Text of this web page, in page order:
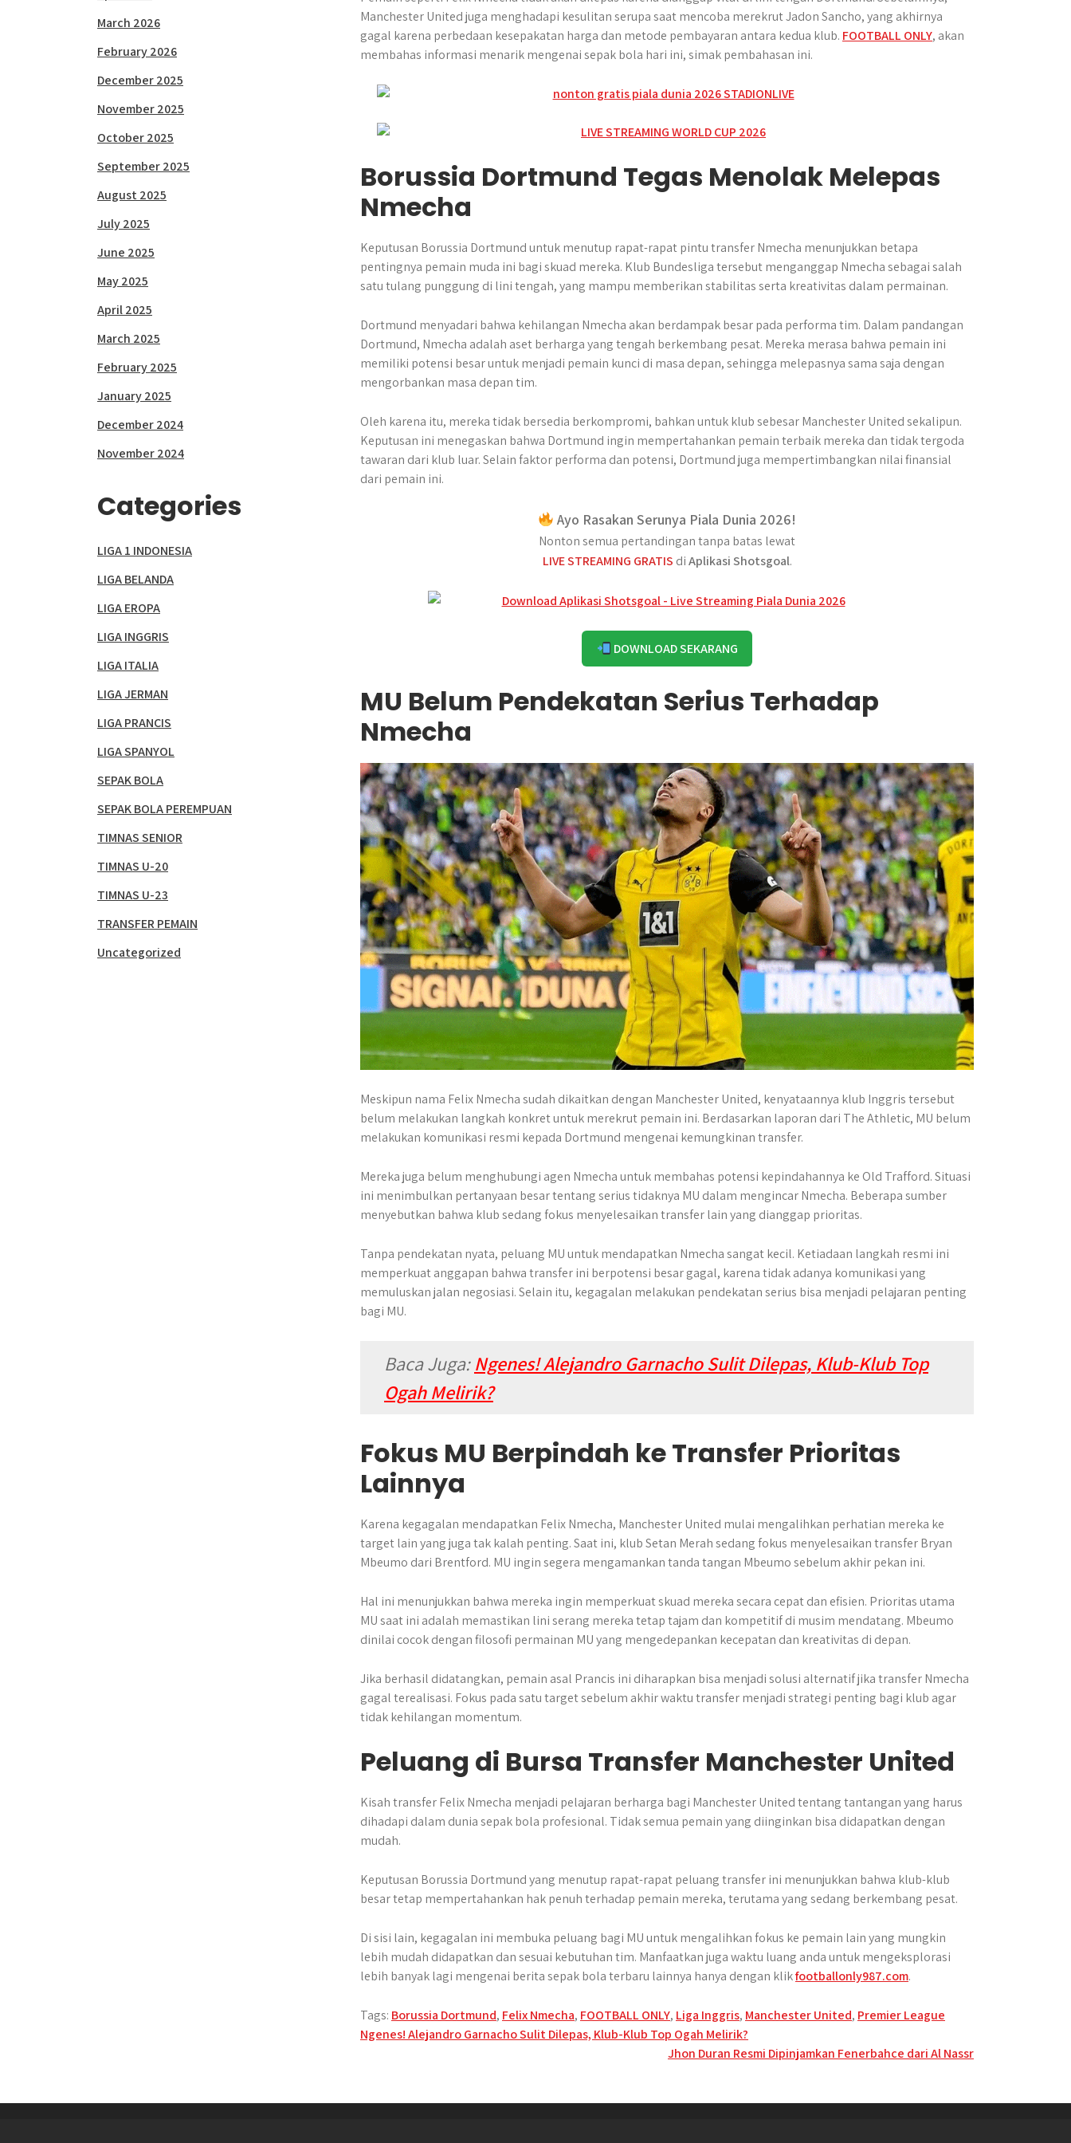
Manchester United juga menghadapi kesulitan serupa saat mencoba merekrut Jadon Sancho, yang akhirnya
gagal karena perbedaan kesepakatan harga dan metode pembayaran antara kedua klub. FOOTBALL ONLY, akan
membahas informasi menarik mengenai sepak bola hari ini, simak pembahasan ini.
Borussia Dortmund Tegas Menolak Melepas
Nmecha
Keputusan Borussia Dortmund untuk menutup rapat-rapat pintu transfer Nmecha menunjukkan betapa
pentingnya pemain muda ini bagi skuad mereka. Klub Bundesliga tersebut menganggap Nmecha sebagai salah
satu tulang punggung di lini tengah, yang mampu memberikan stabilitas serta kreativitas dalam permainan.
Dortmund menyadari bahwa kehilangan Nmecha akan berdampak besar pada performa tim. Dalam pandangan
Dortmund, Nmecha adalah aset berharga yang tengah berkembang pesat. Mereka merasa bahwa pemain ini
memiliki potensi besar untuk menjadi pemain kunci di masa depan, sehingga melepasnya sama saja dengan
mengorbankan masa depan tim.
Oleh karena itu, mereka tidak bersedia berkompromi, bahkan untuk klub sebesar Manchester United sekalipun.
Keputusan ini menegaskan bahwa Dortmund ingin mempertahankan pemain terbaik mereka dan tidak tergoda
tawaran dari klub luar. Selain faktor performa dan potensi, Dortmund juga mempertimbangkan nilai finansial
dari pemain ini.
Ayo Rasakan Serunya Piala Dunia 2026!
Nonton semua pertandingan tanpa batas lewat
LIVE STREAMING GRATIS diAplikasi Shotsgoal.
DOWNLOAD SEKARANG
MU Belum Pendekatan Serius Terhadap
Nmecha
Meskipun nama Felix Nmecha sudah dikaitkan dengan Manchester United, kenyataannya klub Inggris tersebut
belum melakukan langkah konkret untuk merekrut pemain ini. Berdasarkan laporan dari The Athletic, MU belum
melakukan komunikasi resmi kepada Dortmund mengenai kemungkinan transfer.
Mereka juga belum menghubungi agen Nmecha untuk membahas potensi kepindahannya ke Old Trafford. Situasi
ini menimbulkan pertanyaan besar tentang serius tidaknya MU dalam mengincar Nmecha. Beberapa sumber
menyebutkan bahwa klub sedang fokus menyelesaikan transfer lain yang dianggap prioritas.
Tanpa pendekatan nyata, peluang MU untuk mendapatkan Nmecha sangat kecil. Ketiadaan langkah resmi ini
memperkuat anggapan bahwa transfer ini berpotensi besar gagal, karena tidak adanya komunikasi yang
memuluskan jalan negosiasi. Selain itu, kegagalan melakukan pendekatan serius bisa menjadi pelajaran penting
bagi MU.
Baca Juga:Ngenes! Alejandro Garnacho Sulit Dilepas, Klub-Klub Top
Ogah Melirik?
Fokus MU Berpindah ke Transfer Prioritas
Lainnya
Karena kegagalan mendapatkan Felix Nmecha, Manchester United mulai mengalihkan perhatian mereka ke
target lain yang juga tak kalah penting. Saat ini, klub Setan Merah sedang fokus menyelesaikan transfer Bryan
Mbeumo dari Brentford. MU ingin segera mengamankan tanda tangan Mbeumo sebelum akhir pekan ini.
Hal ini menunjukkan bahwa mereka ingin memperkuat skuad mereka secara cepat dan efisien. Prioritas utama
MU saat ini adalah memastikan lini serang mereka tetap tajam dan kompetitif di musim mendatang. Mbeumo
dinilai cocok dengan filosofi permainan MU yang mengedepankan kecepatan dan kreativitas di depan.
Jika berhasil didatangkan, pemain asal Prancis ini diharapkan bisa menjadi solusi alternatif jika transfer Nmecha
gagal terealisasi. Fokus pada satu target sebelum akhir waktu transfer menjadi strategi penting bagi klub agar
tidak kehilangan momentum.
Peluang di Bursa Transfer Manchester United
Kisah transfer Felix Nmecha menjadi pelajaran berharga bagi Manchester United tentang tantangan yang harus
dihadapi dalam dunia sepak bola profesional. Tidak semua pemain yang diinginkan bisa didapatkan dengan
mudah.
Keputusan Borussia Dortmund yang menutup rapat-rapat peluang transfer ini menunjukkan bahwa klub-klub
besar tetap mempertahankan hak penuh terhadap pemain mereka, terutama yang sedang berkembang pesat.
Di sisi lain, kegagalan ini membuka peluang bagi MU untuk mengalihkan fokus ke pemain lain yang mungkin
lebih mudah didapatkan dan sesuai kebutuhan tim. Manfaatkan juga waktu luang anda untuk mengeksplorasi
lebih banyak lagi mengenai berita sepak bola terbaru lainnya hanya dengan klikfootballonly987.com.
Tags: Borussia Dortmund, Felix Nmecha, FOOTBALL ONLY, Liga Inggris, Manchester United, Premier League
Post
Ngenes! Alejandro Garnacho Sulit Dilepas, Klub-Klub Top Ogah Melirik?
Jhon Duran Resmi Dipinjamkan Fenerbahce dari Al Nassr
March 2026
February 2026
December 2025
November 2025
October 2025
September 2025
August 2025
July 2025
June 2025
May 2025
April 2025
March 2025
February 2025
January 2025
December 2024
November 2024
Categories
LIGA 1 INDONESIA
LIGA BELANDA
LIGA EROPA
LIGA INGGRIS
LIGA ITALIA
LIGA JERMAN
LIGA PRANCIS
LIGA SPANYOL
SEPAK BOLA
SEPAK BOLA PEREMPUAN
TIMNAS SENIOR
TIMNAS U-20
TIMNAS U-23
TRANSFER PEMAIN
Uncategorized